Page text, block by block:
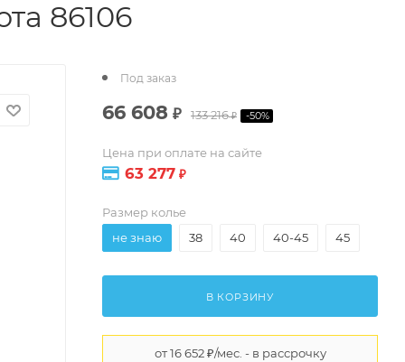
86106
Под заказ
66 608 ₽ 133 216₽ -50%
Цена при оплате на сайте
63 277 ₽
Размер колье
не знаю
38 40 40-45 45
В КОРЗИНУ